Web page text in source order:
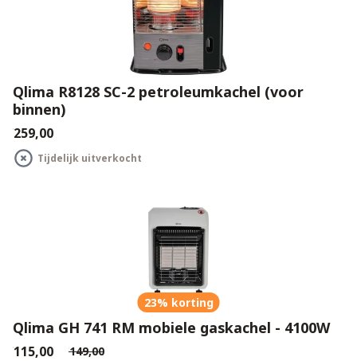
Qlima R8128 SC-2 petroleumkachel (voor
binnen)
€259,00
Tijdelijk uitverkocht
23% korting
Qlima GH 741 RM mobiele gaskachel - 4100W
€115,00 €149,00